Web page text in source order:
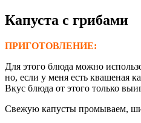
Капуста с грибами
ПРИГОТОВЛЕНИЕ:
Для этого блюда можно
но, если у меня есть квашеная
Вкус блюда от этого только
Свежую капусты промываем,